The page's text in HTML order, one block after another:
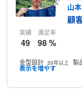
す
山
顧
実績
49
満足率
98 %
金型設計 20年以上 製